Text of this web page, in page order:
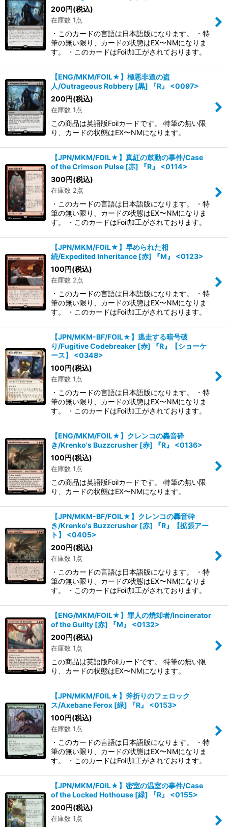
200円(税込)
在庫数 1点
・このカードの言語は日本語版になります。 ・特
筆の無い限り、カードの状態はEX〜NMになりま
す。 ・このカードはFoil加工がされております。
【ENG/MKM/FOIL★】極悪非道の盗
人/Outrageous Robbery [黒] 『R』 <0097>
200円(税込)
在庫数 1点
この商品は英語版Foilカードです。 特筆の無い限
り、カードの状態はEX〜NMになります。
【JPN/MKM/FOIL★】真紅の鼓動の事件/Case
of the Crimson Pulse [赤] 『R』 <0114>
300円(税込)
在庫数 2点
・このカードの言語は日本語版になります。 ・特
筆の無い限り、カードの状態はEX〜NMになりま
す。 ・このカードはFoil加工がされております。
【JPN/MKM/FOIL★】早められた相
続/Expedited Inheritance [赤] 『M』 <0123>
100円(税込)
在庫数 2点
・このカードの言語は日本語版になります。 ・特
筆の無い限り、カードの状態はEX〜NMになりま
す。 ・このカードはFoil加工がされております。
【JPN/MKM-BF/FOIL★】逃走する暗号破
り/Fugitive Codebreaker [赤] 『R』【ショーケ
ース】 <0348>
100円(税込)
在庫数 1点
・このカードの言語は日本語版になります。 ・特
筆の無い限り、カードの状態はEX〜NMになりま
す。 ・このカードはFoil加工がされております。
【ENG/MKM/FOIL★】クレンコの轟音砕
き/Krenko's Buzzcrusher [赤] 『R』 <0136>
100円(税込)
在庫数 1点
この商品は英語版Foilカードです。 特筆の無い限
り、カードの状態はEX〜NMになります。
【JPN/MKM-BF/FOIL★】クレンコの轟音砕
き/Krenko's Buzzcrusher [赤] 『R』【拡張アー
ト】 <0405>
200円(税込)
在庫数 1点
・このカードの言語は日本語版になります。 ・特
筆の無い限り、カードの状態はEX〜NMになりま
す。 ・このカードはFoil加工がされております。
【ENG/MKM/FOIL★】罪人の焼却者/Incinerator
of the Guilty [赤] 『M』 <0132>
200円(税込)
在庫数 1点
この商品は英語版Foilカードです。 特筆の無い限
り、カードの状態はEX〜NMになります。
【JPN/MKM/FOIL★】斧折りのフェロック
ス/Axebane Ferox [緑] 『R』 <0153>
100円(税込)
在庫数 1点
・このカードの言語は日本語版になります。 ・特
筆の無い限り、カードの状態はEX〜NMになりま
す。 ・このカードはFoil加工がされております。
【JPN/MKM/FOIL★】密室の温室の事件/Case
of the Locked Hothouse [緑] 『R』 <0155>
200円(税込)
在庫数 1点